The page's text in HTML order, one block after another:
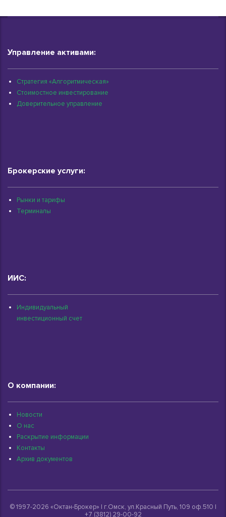
Управление активами:
Стратегия «Алгоритмическая»
Стоимостное инвестирование
Доверительное управление
Брокерские услуги:
Рынки и тарифы
Терминалы
ИИС:
Индивидуальный
инвестиционный счет
О компании:
Новости
О нас
Раскрытие информации
Контакты
Архив документов
© 1997-2026 «Октан-Брокер» | г.Омск, ул.Красный Путь, 109 оф.510 |
+7 (3812) 29-00-92